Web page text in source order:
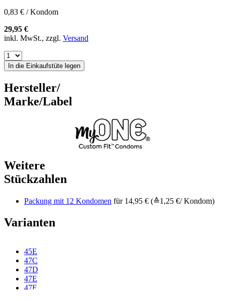
0,83 € / Kondom
29,95 €
inkl. MwSt., zzgl. Versand
In die Einkaufstüte legen
Hersteller/
Marke/Label
Weitere
Stückzahlen
Packung mit 12 Kondomen für 14,95 € (≙1,25 €/ Kondom)
Varianten
45E
47C
47D
47E
47F